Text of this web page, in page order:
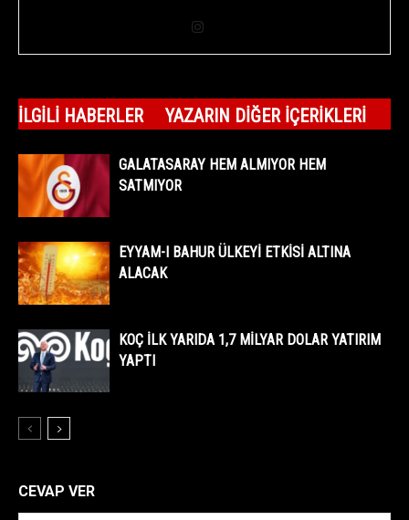
İLGILI HABERLER YAZARIN DIĞER İÇERIKLERI
GALATASARAY HEM ALMIYOR HEM
SATMIYOR
EYYAM-I BAHUR ÜLKEYİ ETKİSİ ALTINA
ALACAK
KOÇ İLK YARIDA 1,7 MİLYAR DOLAR YATIRIM
YAPTI
CEVAP VER